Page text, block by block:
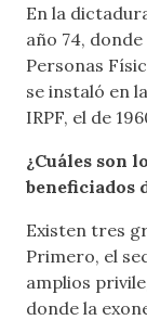
En la
año 74,
Personas
se instaló en
IRPF, el de
¿Cuáles son
beneficiados
Existen tres
Primero, el
amplios
donde la